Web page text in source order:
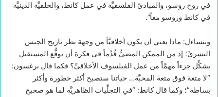
في روح روسو، والمبادئ الفلسفيَّة في عمل كانط، والخلفيَّة الدينيَّة
في كانط وروسو معاً”.
ونتساءل: ماذا يعني أن يكون أخلاقيَّاً من وجهة نظر تاريخ الجنس
البشريِّ؛ إذ من الممكن المضيُّ قُدُماً في فكرة أن توقُّع المستقبل
يشكِّل جزءاً مهمَّاً من عمل الفيلسوف الأخلاقيِّ؟ فكما قال برغسون:
“لا متعة فوق متعة المحبَّة… حياتنا ستصبح أكثر خطورة وأكثر
بساطة”؛ وكما قال كانط: “في التجلِّيات الظاهريَّة لما هو صحيح